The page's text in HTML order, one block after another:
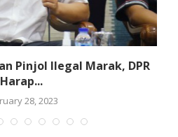
Pinjol Ilegal Marak, DPR
Harap...
28, 2023